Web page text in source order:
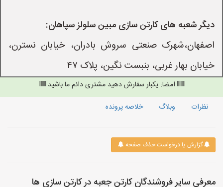
دیگر شعبه های کارتن سازی مبین سلولز سپاهان:
اصفهان،شهرک صنعتی سروش بادران، خیابان نسترن،
خیابان بهار غربی، بنبست نگین، پلاک ۴۷
امضا: یکبار سفارش دهید مشتری دائم ما باشید
نظرات
وبلاگ خلاصه پرونده
گزارش یا درخواست حذف صفحه
معرفی سایر فروشندگان کارتن جعبه در کارتن سازی ها